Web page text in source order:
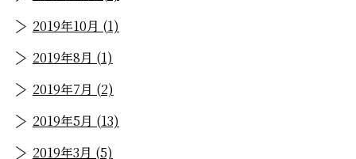
2019年10月 (1)
2019年8月 (1)
2019年7月 (2)
2019年5月 (13)
2019年3月 (5)